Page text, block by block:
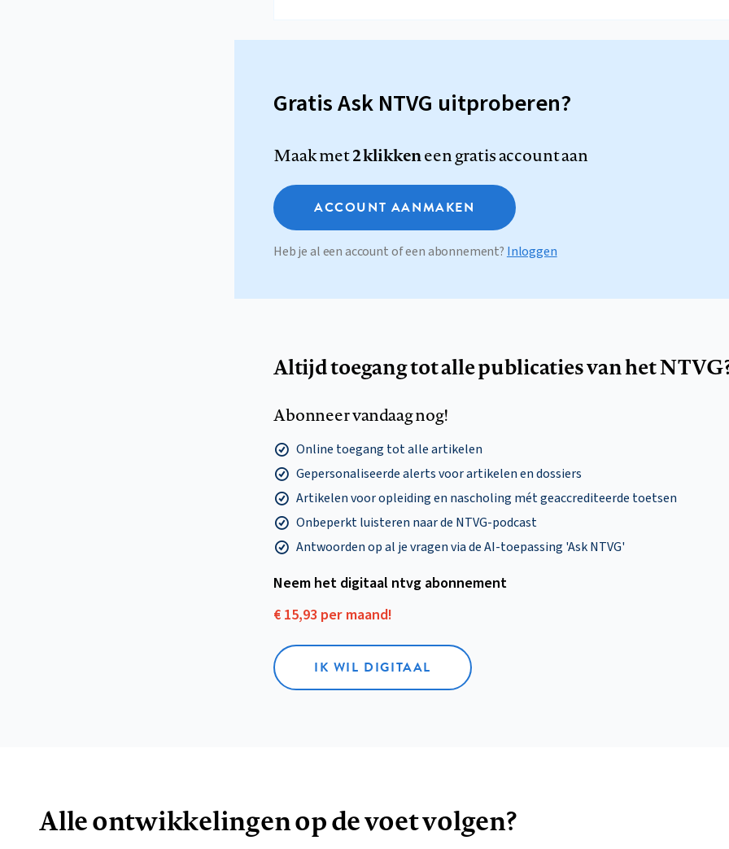
Gratis Ask NTVG uitproberen?
Maak met2 klikkeneen gratis account aan
ACCOUNT AANMAKEN
Heb je al een account of een abonnement? Inloggen
Altijd toegang tot alle publicaties van het
Abonneer vandaag nog!
Online toegang tot alle artikelen
Gepersonaliseerde alerts voor artikelen en dossiers
Artikelen voor opleiding en nascholing mét geaccrediteerde toetsen
Onbeperkt luisteren naar de NTVG-podcast
Antwoorden op al je vragen via de AI-toepassing 'Ask NTVG'
Neem het digitaal ntvg abonnement
€ 15,93 per maand!
IK WIL DIGITAAL
Alle ontwikkelingen op de voet volgen?